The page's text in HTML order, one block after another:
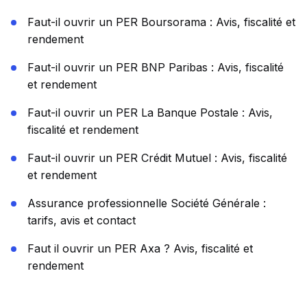
Faut-il ouvrir un PER Boursorama : Avis, fiscalité et
rendement
Faut-il ouvrir un PER BNP Paribas : Avis, fiscalité
et rendement
Faut-il ouvrir un PER La Banque Postale : Avis,
fiscalité et rendement
Faut-il ouvrir un PER Crédit Mutuel : Avis, fiscalité
et rendement
Assurance professionnelle Société Générale :
tarifs, avis et contact
Faut il ouvrir un PER Axa ? Avis, fiscalité et
rendement